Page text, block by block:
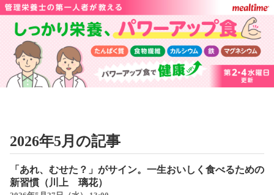
2026年5月の記事
「あれ、むせた？」がサイン。一生おいしく食べるための
新習慣（川上 璃花）